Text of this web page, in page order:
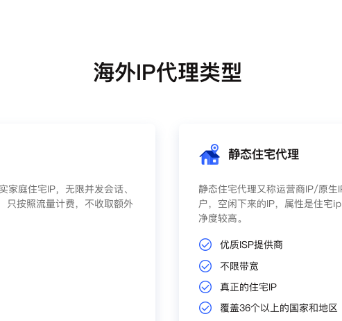
海外IP代理类型
庭住宅IP，无限并发会话、
只按照流量计费，不收取额外
静态住宅代理
静态住宅代理又称运营商IP/原
户，空闲下来的IP，属性是住宅
净度较高。
优质ISP提供商
不限带宽
真正的住宅IP
覆盖36个以上的国家和地区